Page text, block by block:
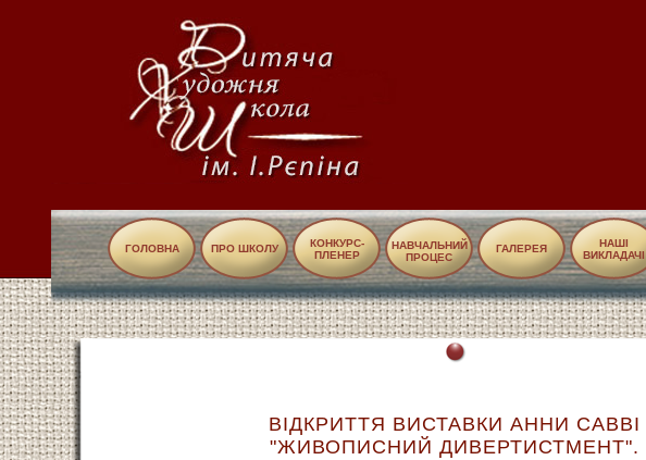
ГОЛОВНА ПРО ШКОЛУ
КОНКУРС-
ПЛЕНЕР
НАВЧАЛЬНИЙ
ПРОЦЕС
ГАЛЕРЕЯ
НАШІ
ВИКЛАДАЧІ
ВІДКРИТТЯ ВИСТАВКИ АННИ САВВI
"ЖИВОПИСНИЙ ДИВЕРТИСТМЕНТ".